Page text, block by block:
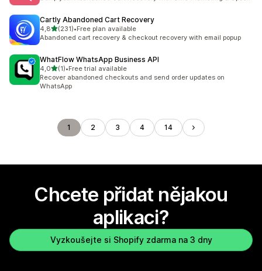
Cartly Abandoned Cart Recovery
4,8z 5 hvězd
(231)
Celkový počet recenzí: 231
•Free plan available
Abandoned cart recovery & checkout recovery with email popup
WhatFlow WhatsApp Business API
4,0z 5 hvězd
(1)
Celkový počet recenzí: 1
•Free trial available
Recover abandoned checkouts and send order updates on
WhatsApp
1 2 3 4 14
Chcete přidat nějakou
aplikaci?
Vyzkoušejte si Shopify zdarma na 3 dny